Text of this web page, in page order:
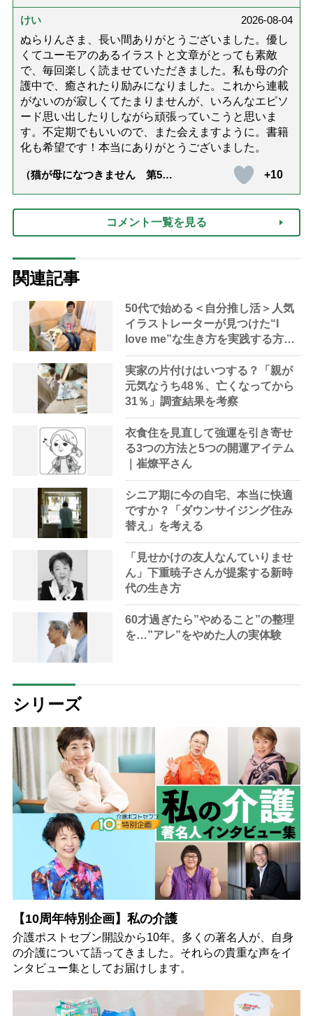
達』が届きました」）
けい
2026-08-04
ぬらりんさま、長い間ありがとうございました。優し
くてユーモアのあるイラストと文章がとっても素敵
で、毎回楽しく読ませていただきました。私も母の介
護中で、癒されたり励みになりました。これから連載
がないのが寂しくてたまりませんが、いろんなエピソ
ード思い出したりしながら頑張っていこうと思いま
す。不定期でもいいので、また会えますように。書籍
化も希望です！本当にありがとうございました。
（猫が母になつきません 第500
+10
コメント一覧を見る
関連記事
50代で始める＜自分推し活＞人気
イラストレーターが見つけた“I
love me”な生き方を実践する方法
「お金と時間はなんとかなる。大
事なのはやるぞ！という気持ち」
実家の片付けはいつする？「親が
元気なうち48％、亡くなってから
31％」調査結果を考察
衣食住を見直して強運を引き寄せ
る3つの方法と5つの開運アイテム
｜崔燎平さん
シニア期に今の自宅、本当に快適
ですか？「ダウンサイジング住み
替え」を考える
「見せかけの友人なんていりませ
ん」下重暁子さんが提案する新時
代の生き方
60才過ぎたら”やめること”の整理
を…”アレ”をやめた人の実体験
シリーズ
【10周年特別企画】私の介護
介護ポストセブン開設から10年。多くの著名人が、自身
の介護について語ってきました。それらの貴重な声をイ
ンタビュー集としてお届けします。